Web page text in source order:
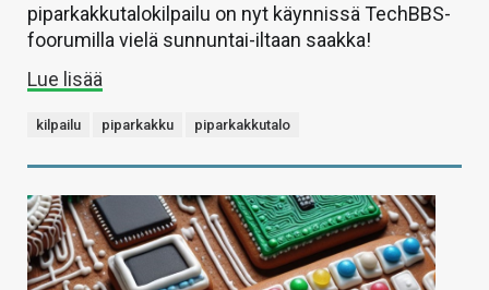
piparkakkutalokilpailu on nyt käynnissä TechBBS-
foorumilla vielä sunnuntai-iltaan saakka!
Lue lisää
kilpailu piparkakku piparkakkutalo